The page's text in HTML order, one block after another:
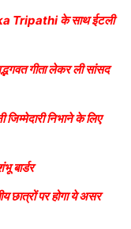
Tripathi के साथ ईटली
गीता लेकर ली सांसद
निभाने के लिए
बार्डर
छात्रों पर होगा ये असर